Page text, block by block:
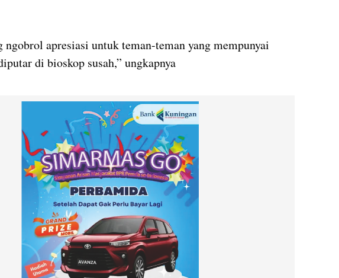
ngobrol apresiasi untuk teman-teman yang mempunyai
di bioskop susah,” ungkapnya